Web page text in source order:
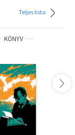
Teljes lista
KÖNYV